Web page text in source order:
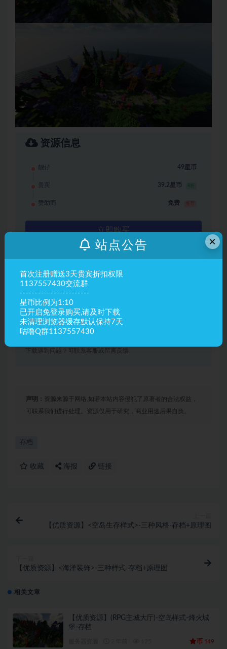
资源信息
靓仔 49星币
贵宾 39.2星币 8折
赞助商 免费
立即购买
存档坐标 x:-59 y:13 z:163
最佳使用版本 1.8-1.12
有效期 永久有效
最近更新 2024年02月04日
下载遇到问题？可联系客服或留言反馈
声明：
资源来源于网络,如若本站内容侵犯了原著者的合法权益，
可联系我们进行处理。资源仅用于研究，商业用途后果自负。
存档
收藏 海报 链接
【优质资源】<空岛生存样式>-三种风格-存档+原理图
【优质资源】<海洋装饰>-三种样式-存档+原理图
相关文章
【优质资源】(RPG主城大厅)-空岛样式-烽火城
堡-存档
币 149
×
站点公告
首次注册赠送3天贵宾折扣权限
1137557430交流群
-----------------------
星币比例为1:10
已开启免登录购买,请及时下载
未清理浏览器缓存默认保持7天
咕噜Q群1137557430